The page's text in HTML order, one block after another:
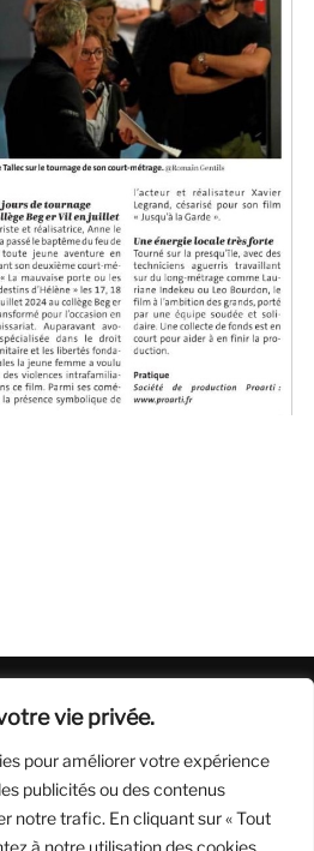
vie privée.
pour améliorer votre expérience
publicités ou des contenus
notre trafic. En cliquant sur « Tout
à notre utilisation des cookies.
COURTE ÉCHELLE